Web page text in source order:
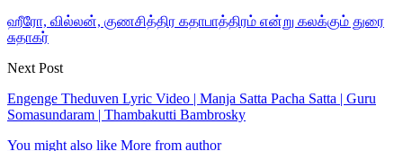
ஹீரோ, வில்லன், குணசித்திர கதாபாத்திரம் என்று கலக்கும் துரை
சுதாகர்
Next Post
Engenge Theduven Lyric Video | Manja Satta Pacha Satta | Guru
Somasundaram | Thambakutti Bambrosky
You might also like More from author